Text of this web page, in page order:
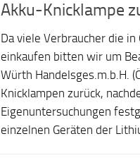
Akku-Knicklampe
Da viele Verbraucher die
einkaufen bitten wir um
Würth Handelsges.m.b.H.
Knicklampen zurück,
Eigenuntersuchungen
einzelnen Geräten der